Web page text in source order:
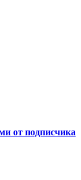
от подписчика